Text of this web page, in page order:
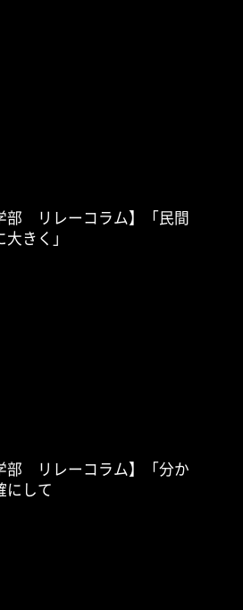
部 リレーコラム】「民間
きく」
部 リレーコラム】「分か
にして